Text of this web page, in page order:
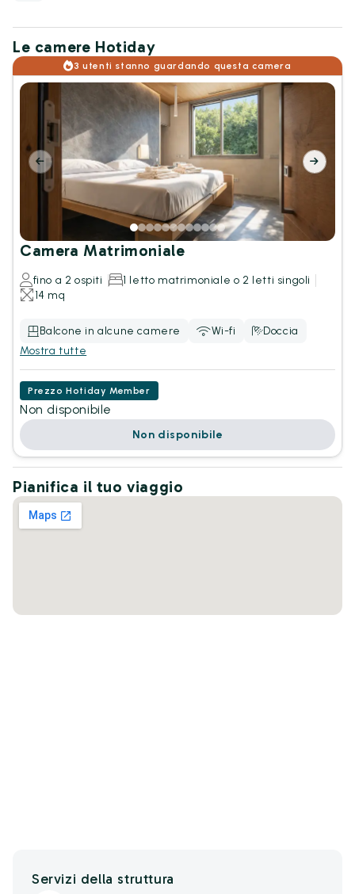
Le camere Hotiday
3 utenti stanno guardando questa camera
Camera Matrimoniale
fino a 2 ospiti
1 letto matrimoniale o 2 letti singoli
14 mq
Balcone in alcune camere Wi-fi
Doccia
Mostra tutte
Prezzo Hotiday Member
Non disponibile
Non disponibile
Pianifica il tuo viaggio
Servizi della struttura